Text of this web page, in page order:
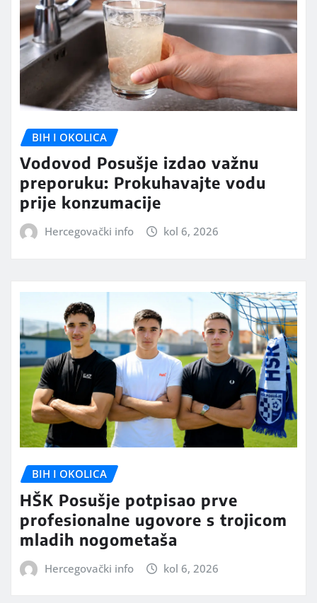
BIH I OKOLICA
Vodovod Posušje izdao važnu
preporuku: Prokuhavajte vodu
prije konzumacije
Hercegovački info kol 6, 2026
BIH I OKOLICA
HŠK Posušje potpisao prve
profesionalne ugovore s trojicom
mladih nogometaša
Hercegovački info kol 6, 2026